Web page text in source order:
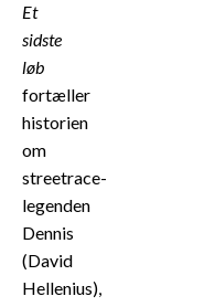
Et
sidste
løb
fortæller
historien
om
streetrace-
legenden
Dennis
(David
Hellenius),